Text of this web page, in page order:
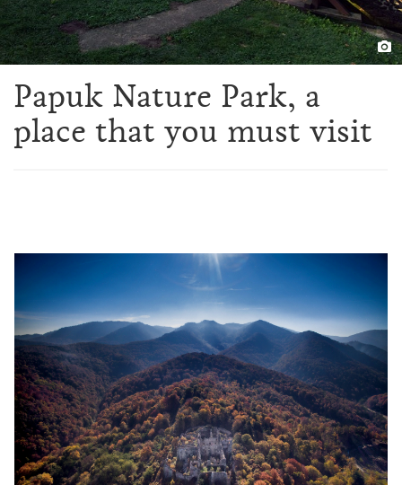
Papuk Nature Park, a
place that you must visit